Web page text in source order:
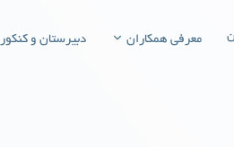
معرفی همکاران دبیرستان و کنکور